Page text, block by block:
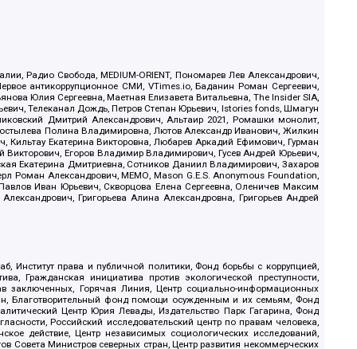
Радио Свобода, MEDIUM-ORIENT, Пономарев Лев Александрович,
антикоррупционное СМИ, VTimes.io, Баданин Роман Сергеевич,
Юлия Сергеевна, Маетная Елизавета Витальевна, The Insider SIA,
Телеканал Дождь, Петров Степан Юрьевич, Istories fonds, Шмагун
Дмитрий Александрович, Альтаир 2021, Ромашки монолит,
Полина Владимировна, Лютов Александр Иванович, Жилкин
Екатерина Викторовна, Любарев Аркадий Ефимович, Гурман
Егоров Владимир Владимирович, Гусев Андрей Юрьевич,
Екатерина Дмитриевна, Сотников Даниил Владимирович, Захаров
Роман Александрович, МЕМО, Mason G.E.S. Anonymous Foundation,
Иван Юрьевич, Скворцова Елена Сергеевна, Оленичев Максим
Григорьева Алина Александровна, Григорьев Андрей
Институт права и публичной политики, Фонд борьбы с коррупцией,
Гражданская инициатива против экологической преступности,
заключенных, Горячая Линия, Центр социально-информационных
Благотворительный фонд помощи осужденным и их семьям, Фонд
Центр Юрия Левады, Издательство Парк Гагарина, Фонд
Российский исследовательский центр по правам человека,
действие, Центр независимых социологических исследований,
Министров северных стран, Центр развития некоммерческих